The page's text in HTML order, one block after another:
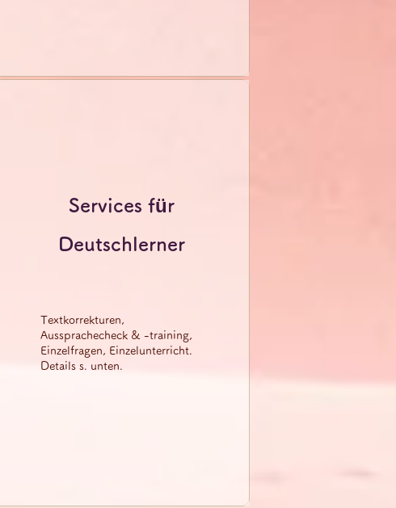
Services für
Deutschlerner
Textkorrekturen,
Aussprachecheck & -training,
Einzelfragen, Einzelunterricht.
​Details s. unten.